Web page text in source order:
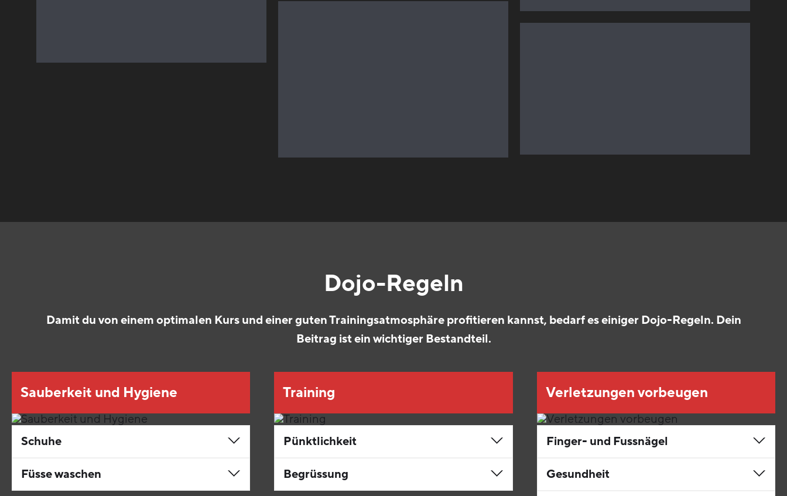
Dojo-Regeln
Damit du von einem optimalen Kurs und einer guten Trainingsatmosphäre profitieren kannst, bedarf es einiger Dojo-Regeln. Dein
Beitrag ist ein wichtiger Bestandteil.
Sauberkeit und Hygiene
Schuhe
Füsse waschen
Training
Pünktlichkeit
Begrüssung
Verletzungen vorbeugen
Finger- und Fussnägel
Gesundheit